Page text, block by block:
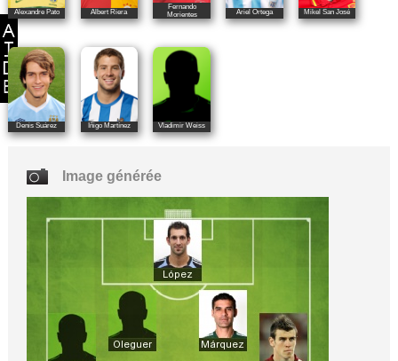
Alexandre Pato Albert Riera
Fernando
Morientes
Ariel Ortega Mikel San José
Denis Suárez Iñigo Martínez Vladimir Weiss
Image générée